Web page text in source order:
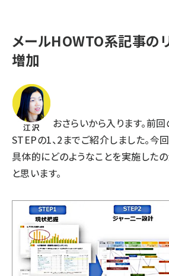
メールHOWTO系記事の
増加
おさらいから入ります。前
STEPの1、2までご紹介しました。今
具体的にどのようなことを実施した
と思います。